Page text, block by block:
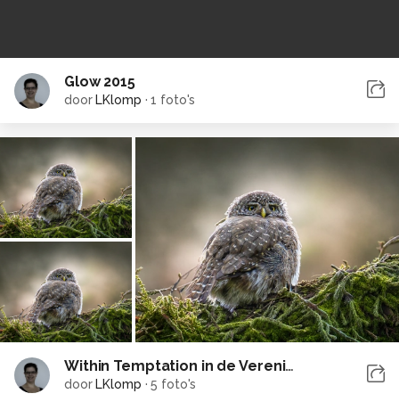
Glow 2015
door LKlomp ·1 foto's
Within Temptation in de Vereniging maart 2015
door LKlomp ·5 foto's